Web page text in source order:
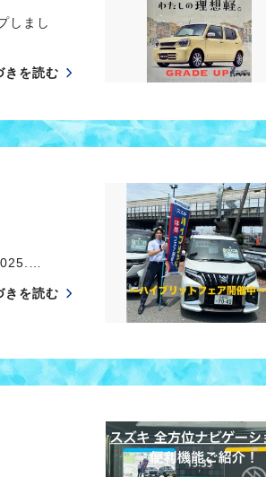
しまし
きを読む
きを読む